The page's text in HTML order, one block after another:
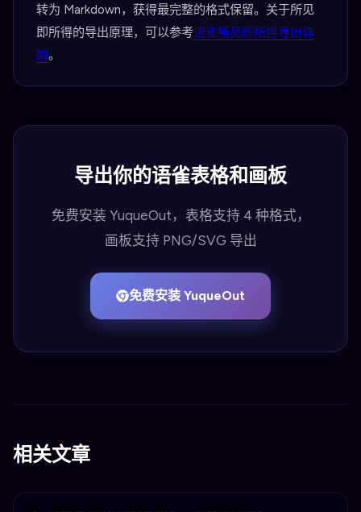
转为 Markdown，获得最完整的格式保留。关于所见
即所得的导出原理，可以参考语雀所见即所得导出详
解。
导出你的语雀表格和画板
免费安装 YuqueOut，表格支持 4 种格式，
画板支持 PNG/SVG 导出
免费安装 YuqueOut
相关文章